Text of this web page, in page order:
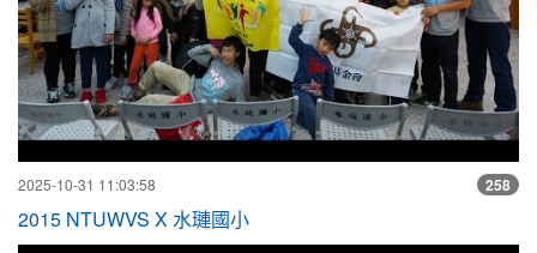
258
2025-10-31 11:03:58
2015 NTUWVS X 水璉國小